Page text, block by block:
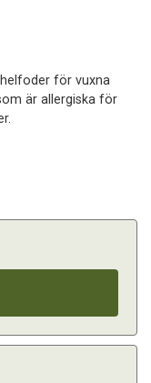
för vuxna
är allergiska för